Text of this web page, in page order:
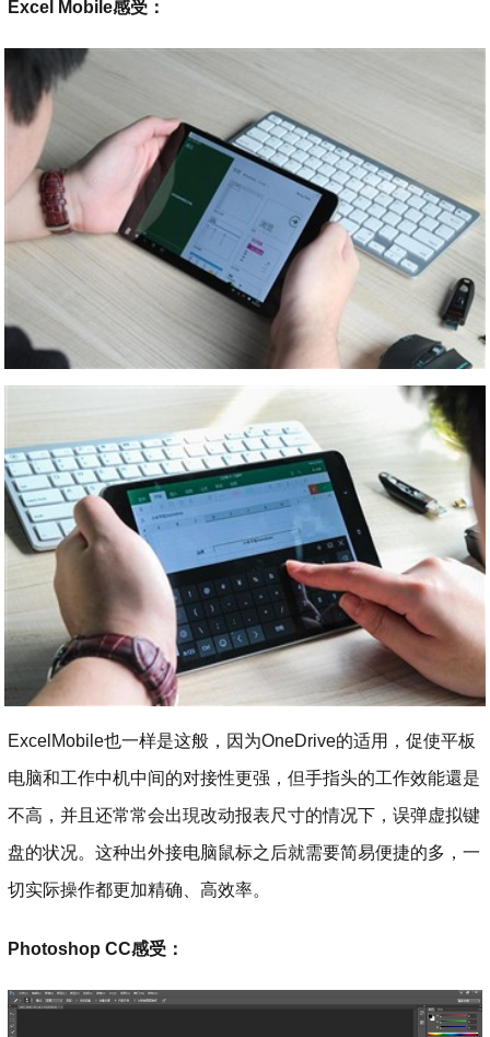
Excel Mobile感受：
ExcelMobile也一样是这般，因为OneDrive的适用，促使平板
电脑和工作中机中间的对接性更强，但手指头的工作效能還是
不高，并且还常常会出現改动报表尺寸的情况下，误弹虚拟键
盘的状况。这种出外接电脑鼠标之后就需要简易便捷的多，一
切实际操作都更加精确、高效率。
Photoshop CC感受：